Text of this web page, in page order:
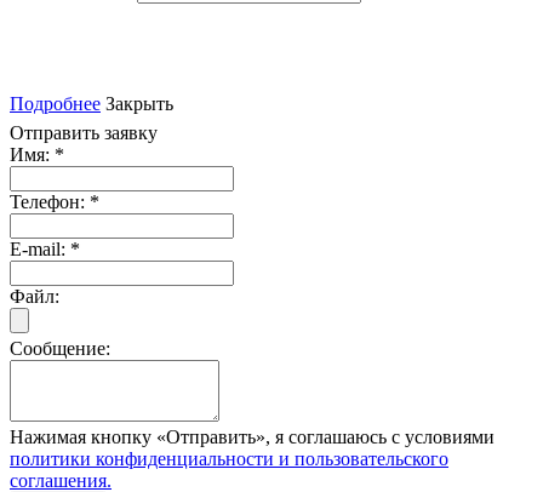
Подробнее Закрыть
Отправить заявку
Имя: *
Телефон: *
E-mail: *
Файл:
Сообщение:
Нажимая кнопку «Отправить», я соглашаюсь с условиями
политики конфиденциальности и пользовательского
соглашения.